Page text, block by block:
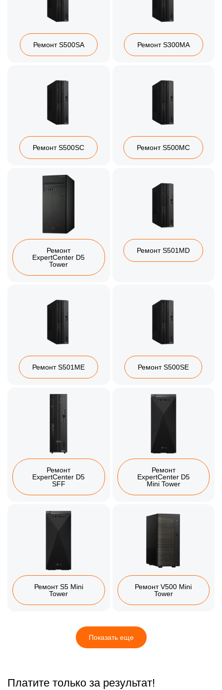
Ремонт S500SA Ремонт S300MA
Ремонт S500SC Ремонт S500MC
Ремонт
ExpertCenter D5
Tower
Ремонт S501MD
Ремонт S501ME Ремонт S500SE
Ремонт
ExpertCenter D5
SFF
Ремонт
ExpertCenter D5
Mini Tower
Ремонт S5 Mini
Tower
Ремонт V500 Mini
Tower
Показать еще
Платите только за результат!